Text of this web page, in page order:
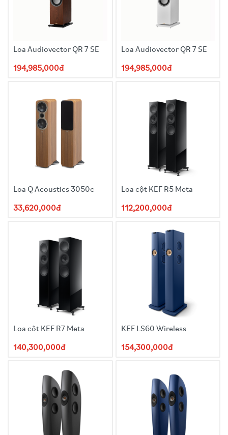
Loa Audiovector QR 7 SE
194,985,000đ
Loa Audiovector QR 7 SE
194,985,000đ
Loa Q Acoustics 3050c
33,620,000đ
Loa cột KEF R5 Meta
112,200,000đ
Loa cột KEF R7 Meta
140,300,000đ
KEF LS60 Wireless
154,300,000đ